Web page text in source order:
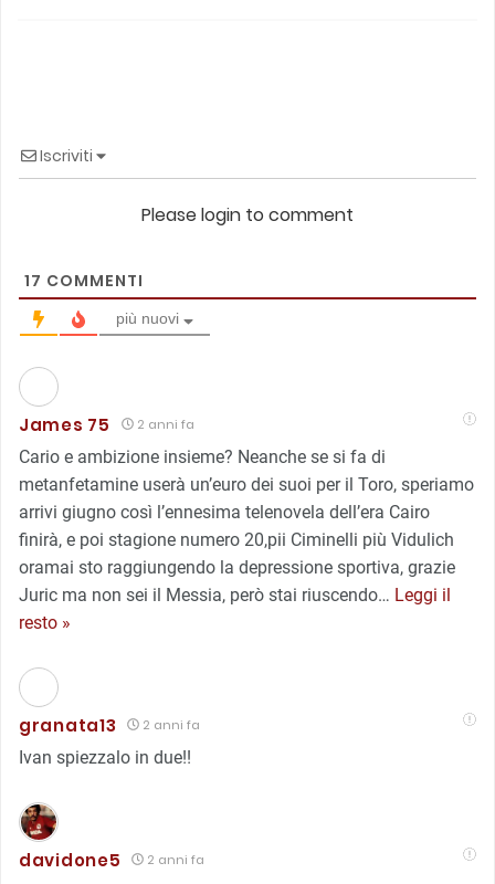
Iscriviti
Please login to comment
17 COMMENTI
più nuovi
James 75 2 anni fa
Cario e ambizione insieme? Neanche se si fa di
metanfetamine userà un’euro dei suoi per il Toro, speriamo
arrivi giugno così l’ennesima telenovela dell’era Cairo
finirà, e poi stagione numero 20,pii Ciminelli più Vidulich
oramai sto raggiungendo la depressione sportiva, grazie
Juric ma non sei il Messia, però stai riuscendo… Leggi il
resto »
granata13 2 anni fa
Ivan spiezzalo in due!!
davidone5 2 anni fa